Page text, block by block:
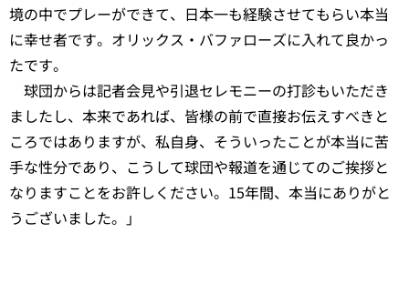
境の中でプレーができて、日本一も経験させてもらい本当
に幸せ者です。オリックス・バファローズに入れて良かっ
たです。
球団からは記者会見や引退セレモニーの打診もいただき
ましたし、本来であれば、皆様の前で直接お伝えすべきと
ころではありますが、私自身、そういったことが本当に苦
手な性分であり、こうして球団や報道を通じてのご挨拶と
なりますことをお許しください。15年間、本当にありがと
うございました。」